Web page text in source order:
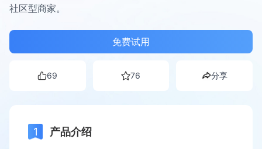
社区型商家。
免费试用
69 76 分享
产品介绍